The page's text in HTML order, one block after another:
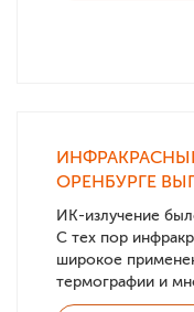
ОРЕНБУРГЕ
ИК-излучение
С тех пор
широкое
термографии и